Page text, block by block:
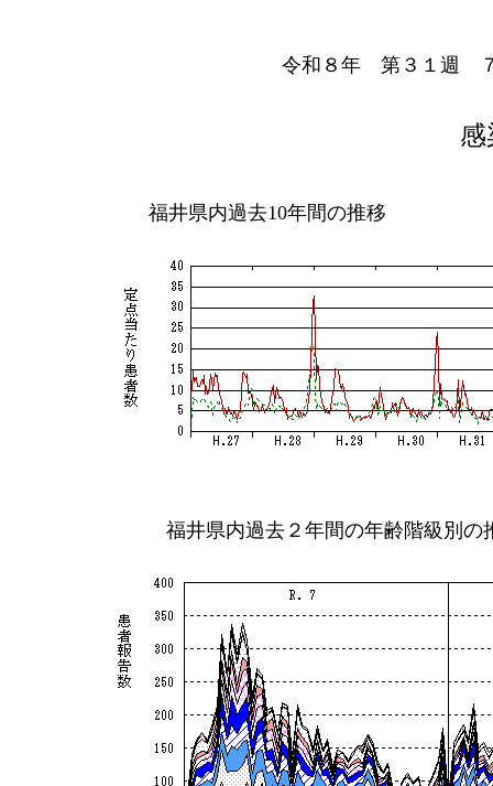
令和８年 第３１週 ７
感
福井県内過去10年間の推移
福井県内過去２年間の年齢階級別の